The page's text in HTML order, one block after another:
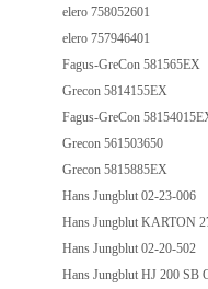
elero 758052601
elero 757946401
Fagus-GreCon 581565EX
Grecon 5814155EX
Fagus-GreCon
Grecon 561503650
Grecon 5815885EX
Hans Jungblut 02-23-006
Hans Jungblut KARTON
Hans Jungblut 02-20-502
Hans Jungblut HJ 200 SB